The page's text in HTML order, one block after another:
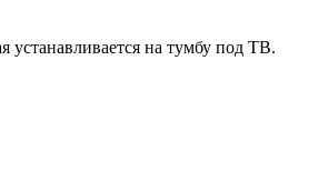
устанавливается на тумбу под ТВ.